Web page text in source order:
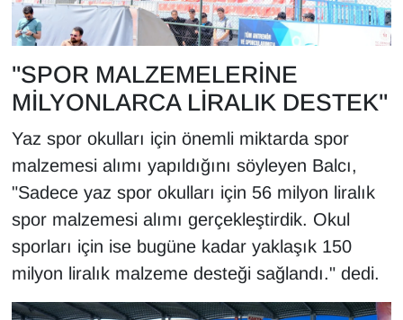
"SPOR MALZEMELERİNE
MİLYONLARCA LİRALIK DESTEK"
Yaz spor okulları için önemli miktarda spor
malzemesi alımı yapıldığını söyleyen Balcı,
"Sadece yaz spor okulları için 56 milyon liralık
spor malzemesi alımı gerçekleştirdik. Okul
sporları için ise bugüne kadar yaklaşık 150
milyon liralık malzeme desteği sağlandı." dedi.